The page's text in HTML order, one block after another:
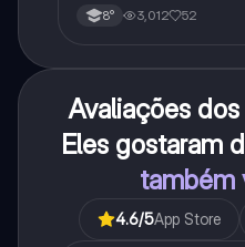
8° 3,012 52
Avaliações
Eles gostaram
também
4.6/5App Store